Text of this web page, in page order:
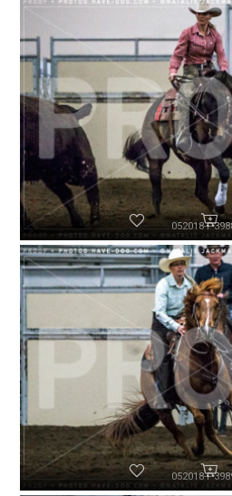
052018-
052018-